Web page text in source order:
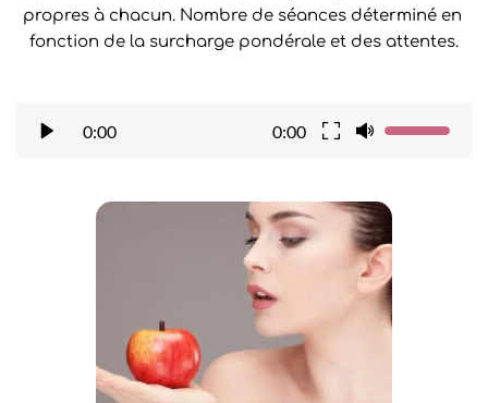
propres à chacun. Nombre de séances déterminé en
fonction de la surcharge pondérale et des attentes.
0:00 0:00